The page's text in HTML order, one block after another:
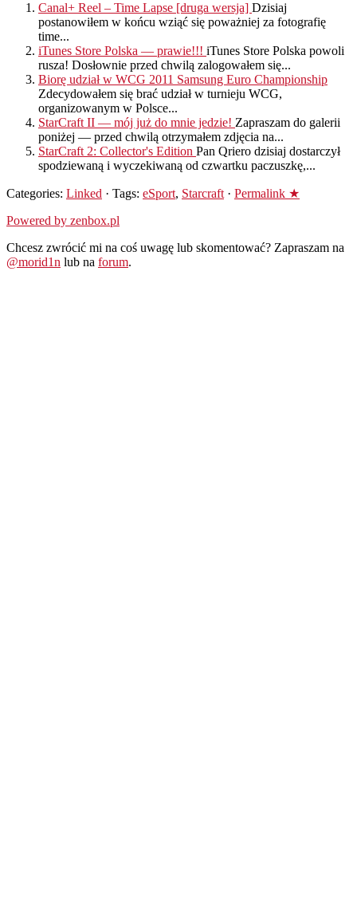
Canal+ Reel – Time Lapse [druga wersja] Dzisiaj
postanowiłem w końcu wziąć się poważniej za fotografię
time...
iTunes Store Polska — prawie!!! iTunes Store Polska powoli
rusza! Dosłownie przed chwilą zalogowałem się...
Biorę udział w WCG 2011 Samsung Euro Championship
Zdecydowałem się brać udział w turnieju WCG,
organizowanym w Polsce...
StarCraft II — mój już do mnie jedzie! Zapraszam do galerii
poniżej — przed chwilą otrzymałem zdjęcia na...
StarCraft 2: Collector's Edition Pan Qriero dzisiaj dostarczył
spodziewaną i wyczekiwaną od czwartku paczuszkę,...
Categories: Linked · Tags: eSport, Starcraft · Permalink ★
Powered by zenbox.pl
Chcesz zwrócić mi na coś uwagę lub skomentować? Zapraszam na
@morid1n lub na forum.